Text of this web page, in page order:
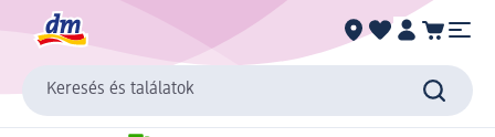
Keresés és találatok